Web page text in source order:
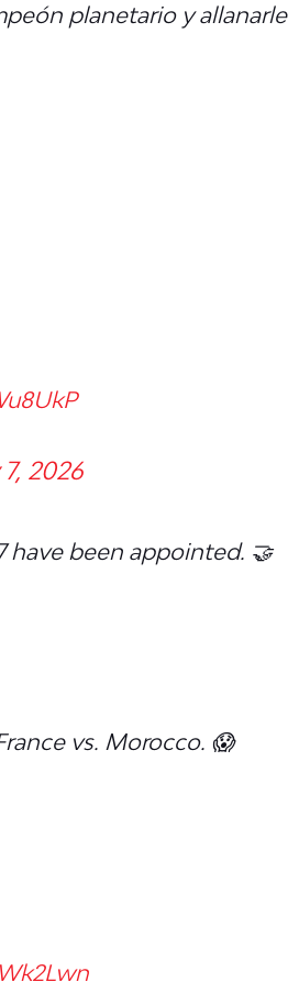
planetario y allanarle
2026
have been appointed. 🤝
vs. Morocco. 😱